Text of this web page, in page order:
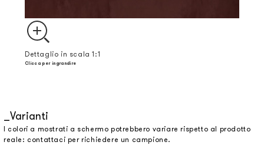
Dettaglio in scala 1:1
Clicca per ingrandire
Varianti
I colori a mostrati a schermo potrebbero variare rispetto al prodotto
reale: contattaci per richiedere un campione.